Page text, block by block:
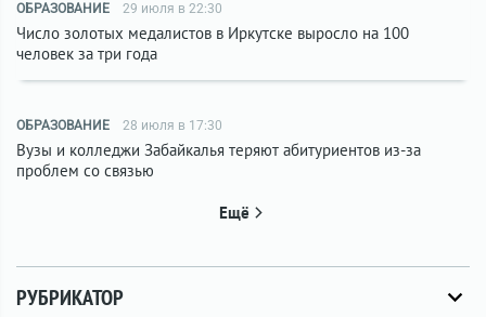
ОБРАЗОВАНИЕ 29 июля в 22:30
Число золотых медалистов в Иркутске выросло на 100
человек за три года
ОБРАЗОВАНИЕ 28 июля в 17:30
Вузы и колледжи Забайкалья теряют абитуриентов из-за
проблем со связью
Ещё
РУБРИКАТОР